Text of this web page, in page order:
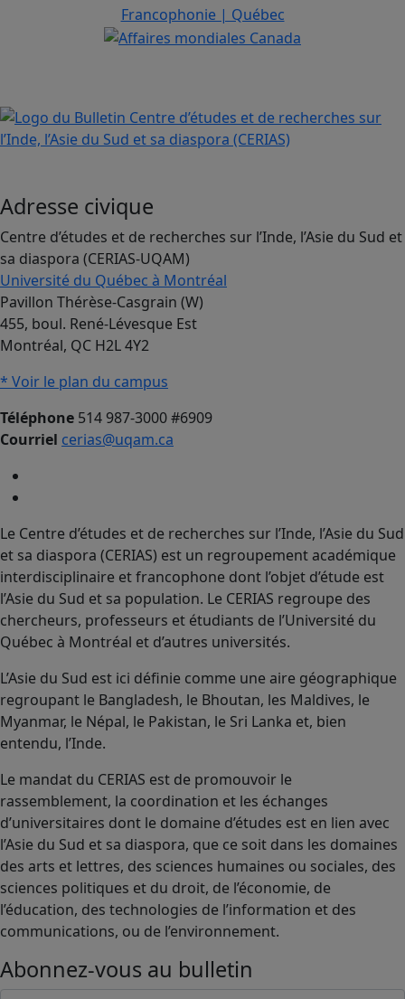
Adresse civique
Centre d’études et de recherches sur l’Inde, l’Asie du Sud et
sa diaspora (CERIAS-UQAM)
Université du Québec à Montréal
Pavillon Thérèse-Casgrain (W)
455, boul. René-Lévesque Est
Montréal, QC H2L 4Y2
* Voir le plan du campus
Téléphone 514 987-3000 #6909
Courriel cerias@uqam.ca
Le Centre d’études et de recherches sur l’Inde, l’Asie du Sud
et sa diaspora (CERIAS) est un regroupement académique
interdisciplinaire et francophone dont l’objet d’étude est
l’Asie du Sud et sa population. Le CERIAS regroupe des
chercheurs, professeurs et étudiants de l’Université du
Québec à Montréal et d’autres universités.
L’Asie du Sud est ici définie comme une aire géographique
regroupant le Bangladesh, le Bhoutan, les Maldives, le
Myanmar, le Népal, le Pakistan, le Sri Lanka et, bien
entendu, l’Inde.
Le mandat du CERIAS est de promouvoir le
rassemblement, la coordination et les échanges
d’universitaires dont le domaine d’études est en lien avec
l’Asie du Sud et sa diaspora, que ce soit dans les domaines
des arts et lettres, des sciences humaines ou sociales, des
sciences politiques et du droit, de l’économie, de
l’éducation, des technologies de l’information et des
communications, ou de l’environnement.
Abonnez-vous au bulletin